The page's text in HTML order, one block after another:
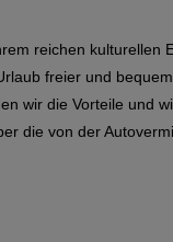
reichen kulturellen
freier und
wir die Vorteile und
die von der